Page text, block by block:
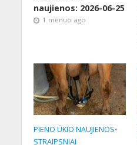
naujienos: 2026-06-25
1 mėnuo ago
PIENO ŪKIO NAUJIENOS•
STRAIPSNIAI